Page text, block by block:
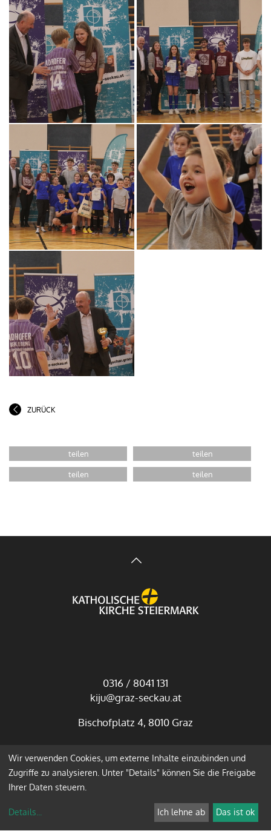
ZURÜCK
0316 / 8041 131
kiju@graz-seckau.at
Bischofplatz 4, 8010 Graz
Impressum Datenschutz
Wir verwenden Cookies, um externe Inhalte einzubinden und
Zugriffe zu analysieren. Unter "Details" können Sie die Freigabe
Ihrer Daten steuern.
Details... Ich lehne ab Das ist ok